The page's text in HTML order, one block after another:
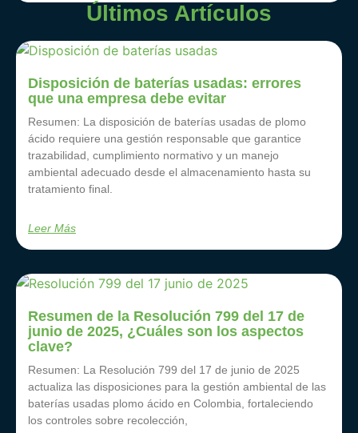
Últimos Artículos
Disposición de baterías usadas: errores
que una empresa debe evitar
Resumen: La disposición de baterías usadas de plomo
ácido requiere una gestión responsable que garantice
trazabilidad, cumplimiento normativo y un manejo
ambiental adecuado desde el almacenamiento hasta su
tratamiento final.
Leer Más
Resumen de la Resolución 799 del 17 de
junio de 2025, ¿Cuáles son los aspectos
clave?
Resumen: La Resolución 799 del 17 de junio de 2025
actualiza las disposiciones para la gestión ambiental de las
baterías usadas plomo ácido en Colombia, fortaleciendo
los controles sobre recolección,